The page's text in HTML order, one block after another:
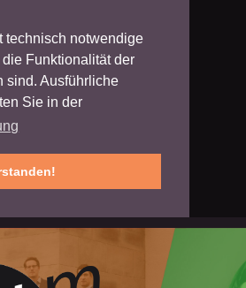
technisch notwendige
Funktionalität der
sind. Ausführliche
Sie in der